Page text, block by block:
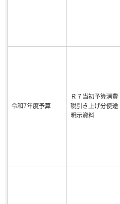
令和7年度予算
Ｒ７当初予算消費
税引き上げ分使途
明示資料